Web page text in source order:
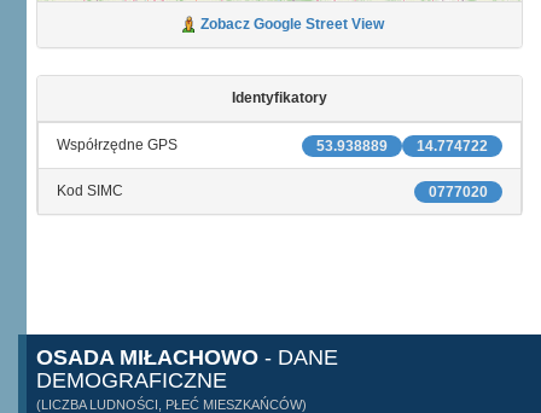
Zobacz Google Street View
Identyfikatory
14.774722
53.938889
Współrzędne GPS
0777020
Kod SIMC
OSADA MIŁACHOWO - DANE
DEMOGRAFICZNE
(LICZBA LUDNOŚCI, PŁEĆ MIESZKAŃCÓW)